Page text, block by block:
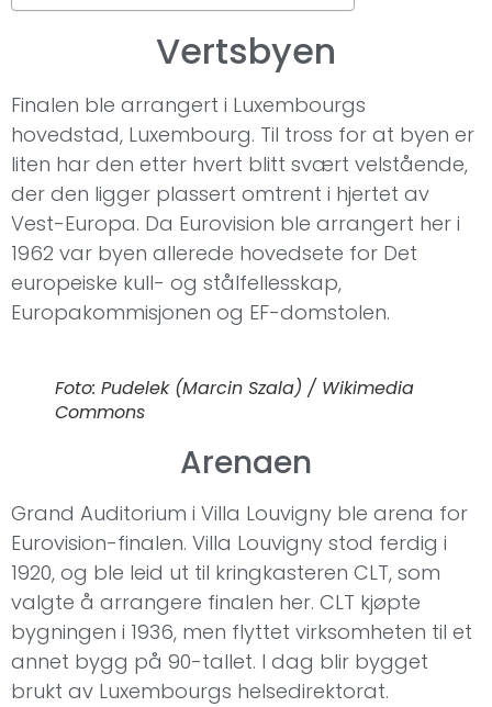
Vertsbyen
Finalen ble arrangert i Luxembourgs
hovedstad, Luxembourg. Til tross for at byen er
liten har den etter hvert blitt svært velstående,
der den ligger plassert omtrent i hjertet av
Vest-Europa. Da Eurovision ble arrangert her i
1962 var byen allerede hovedsete for Det
europeiske kull- og stålfellesskap,
Europakommisjonen og EF-domstolen.
Foto: Pudelek (Marcin Szala) / Wikimedia
Commons
Arenaen
Grand Auditorium i Villa Louvigny ble arena for
Eurovision-finalen. Villa Louvigny stod ferdig i
1920, og ble leid ut til kringkasteren CLT, som
valgte å arrangere finalen her. CLT kjøpte
bygningen i 1936, men flyttet virksomheten til et
annet bygg på 90-tallet. I dag blir bygget
brukt av Luxembourgs helsedirektorat.